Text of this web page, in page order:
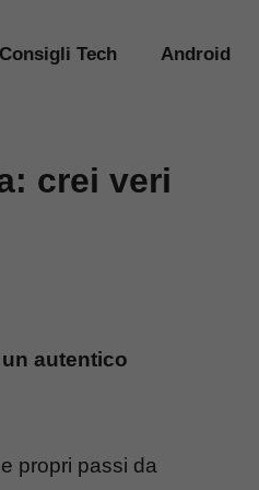
Consigli Tech Android
crei veri
autentico
propri passi da